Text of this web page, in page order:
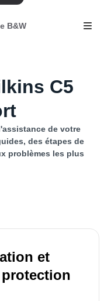
B&W
C5
de votre
des étapes de
problèmes les plus
et